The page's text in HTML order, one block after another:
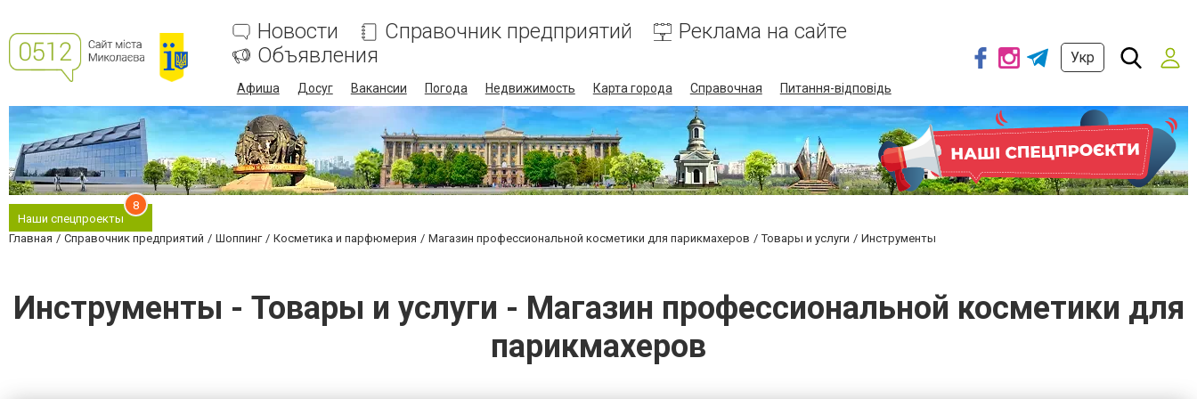
Новости Справочник предприятий
Реклама на сайте
Объявления
Афиша Досуг Вакансии Погода Недвижимость Карта города Справочная Питання-відповідь
Укр
Наши спецпроекты
8
Главная Справочник предприятий Шоппинг Косметика и парфюмерия Магазин профессиональной косметики для парикмахеров Товары и услуги Инструменты
Инструменты - Товары и услуги - Магазин профессиональной косметики для
парикмахеров